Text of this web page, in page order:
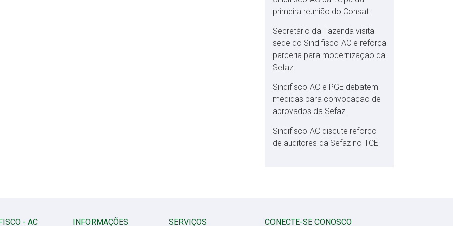
primeira reunião do Consat
Secretário da Fazenda visita
sede do Sindifisco-AC e reforça
parceria para modernização da
Sefaz
Sindifisco-AC e PGE debatem
medidas para convocação de
aprovados da Sefaz
Sindifisco-AC discute reforço
de auditores da Sefaz no TCE
- AC INFORMAÇÕES SERVIÇOS CONECTE-SE CONOSCO